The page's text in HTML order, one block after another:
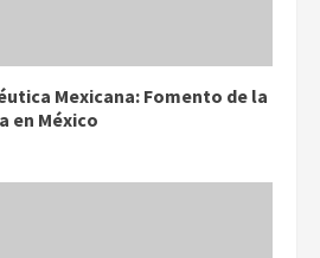
Mexicana: Fomento de la
en México